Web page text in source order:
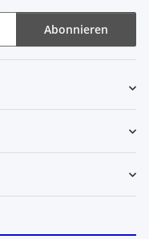
Abonnieren